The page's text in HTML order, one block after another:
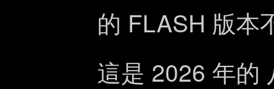
的 FLASH 版本
這是 2026 年的